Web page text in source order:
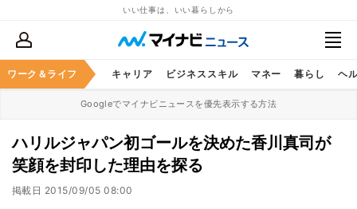
いい仕事は、いい暮らしから
ワーク＆ライフ キャリア ビジネススキル マネー 暮らし ヘ
Googleでマイナビニュースを優先表示する方法
ハリルジャパン初ゴールを決めた香川真司が
笑顔を封印した理由を探る
掲載日 2015/09/05 08:00